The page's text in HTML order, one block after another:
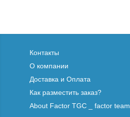
Контакты
О компании
Доставка и Оплата
Как разместить заказ?
About Factor TGC _ factor team